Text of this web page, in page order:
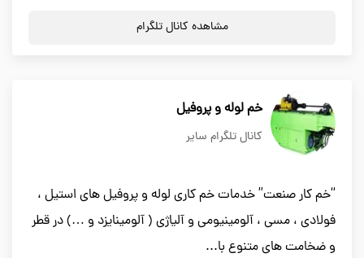
مشاهده کانال تلگرام
خم لوله و پروفیل
کانال تلگرام سایر
“خم کار صنعت” خدمات خم کاری لوله و پروفیل های استیل ،
فولادی ، مسی ، آلومینیومی و آلیاژی ( آلومینایزد و …) در قطر
و ضخامت های متنوع با...